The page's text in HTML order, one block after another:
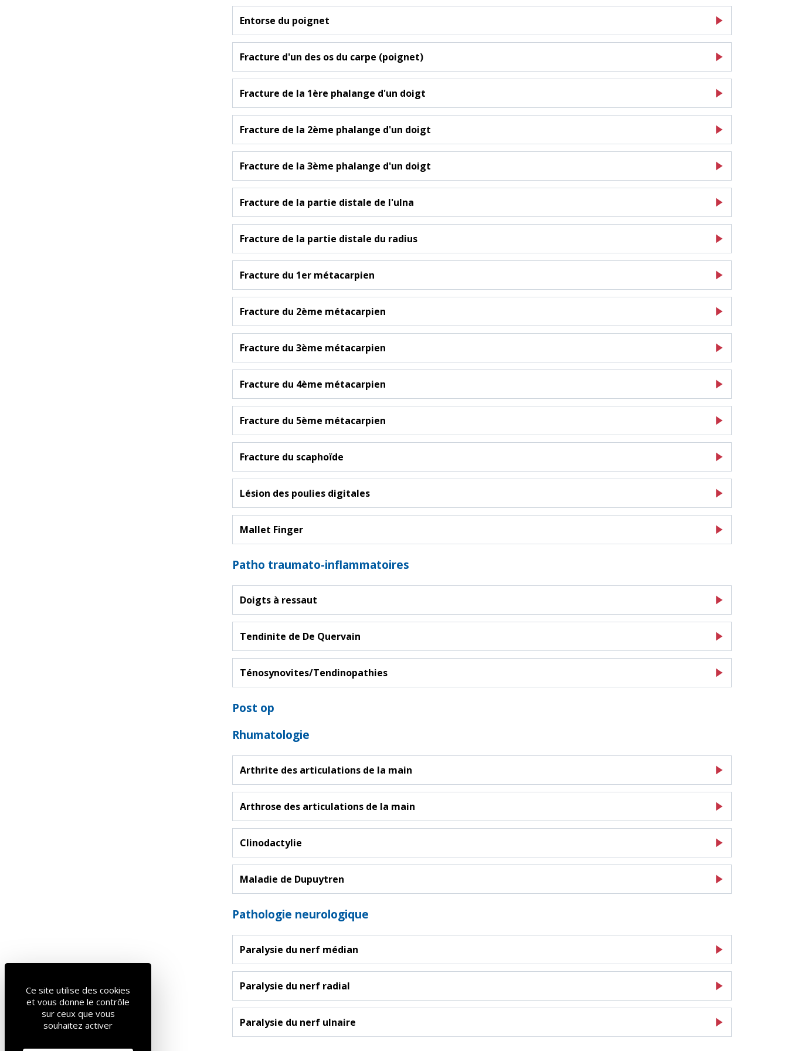
Entorse du poignet
Fracture d'un des os du carpe (poignet)
Fracture de la 1ère phalange d'un doigt
Fracture de la 2ème phalange d'un doigt
Fracture de la 3ème phalange d'un doigt
Fracture de la partie distale de l'ulna
Fracture de la partie distale du radius
Fracture du 1er métacarpien
Fracture du 2ème métacarpien
Fracture du 3ème métacarpien
Fracture du 4ème métacarpien
Fracture du 5ème métacarpien
Fracture du scaphoïde
Lésion des poulies digitales
Mallet Finger
Patho traumato-inflammatoires
Doigts à ressaut
Tendinite de De Quervain
Ténosynovites/Tendinopathies
Post op
Rhumatologie
Arthrite des articulations de la main
Arthrose des articulations de la main
Clinodactylie
Maladie de Dupuytren
Pathologie neurologique
Paralysie du nerf médian
Paralysie du nerf radial
Paralysie du nerf ulnaire
Ce site utilise des cookies
et vous donne le contrôle
sur ceux que vous
souhaitez activer